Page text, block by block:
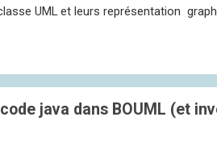
UML et leurs représentation
java dans BOUML (et